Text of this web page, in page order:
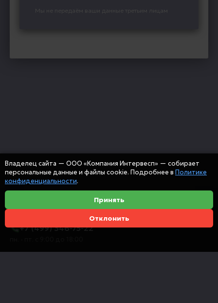
Мы не передаём ваши данные третьим лицам
+7 (499) 346-75-22
Владелец сайта — ООО «Компания Интервесп» — собирает
персональные данные и файлы cookie. Подробнее в Политике
конфиденциальности.
Принять
Отклонить